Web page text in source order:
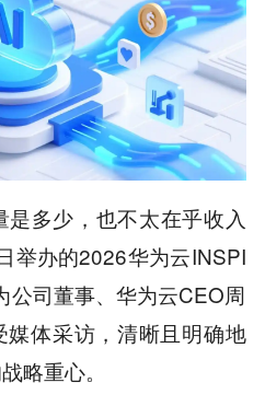
多少，也不太在乎收入
举办的2026华为云INSPI
公司董事、华为云CEO周
体采访，清晰且明确地
略重心。